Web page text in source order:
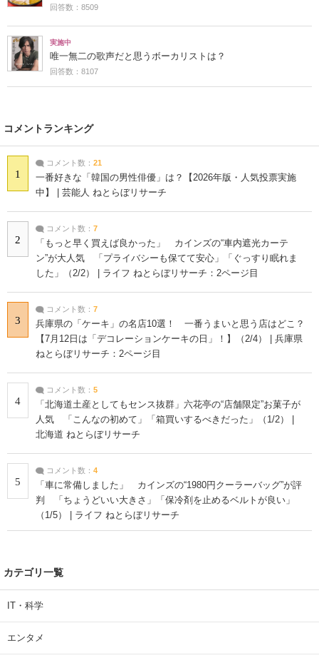
回答数：8509
実施中
唯一無二の歌声だと思うボーカリストは？
回答数：8107
コメントランキング
1
コメント数： 21
一番好きな「韓国の男性俳優」は？【2026年版・人気投票実施
中】 | 芸能人 ねとらぼリサーチ
2
コメント数： 7
「もっと早く買えば良かった」 カインズの“車内遮光カーテ
ン”が大人気 「プライバシーも保てて安心」「ぐっすり眠れま
した」（2/2） | ライフ ねとらぼリサーチ：2ページ目
3
コメント数： 7
兵庫県の「ケーキ」の名店10選！ 一番うまいと思う店はどこ？
【7月12日は「デコレーションケーキの日」！】（2/4） | 兵庫県
ねとらぼリサーチ：2ページ目
4
コメント数： 5
「北海道土産としてもセンス抜群」六花亭の“店舗限定”お菓子が
人気 「こんなの初めて」「箱買いするべきだった」（1/2） |
北海道 ねとらぼリサーチ
5
コメント数： 4
「車に常備しました」 カインズの“1980円クーラーバッグ”が評
判 「ちょうどいい大きさ」「保冷剤を止めるベルトが良い」
（1/5） | ライフ ねとらぼリサーチ
カテゴリ一覧
IT・科学
エンタメ